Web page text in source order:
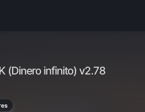
(Dinero infinito) v2.78